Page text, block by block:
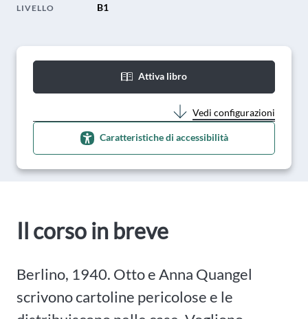
LIVELLO B1
Attiva libro
Vedi configurazioni
Caratteristiche di accessibilità
Il corso in breve
Berlino, 1940. Otto e Anna Quangel
scrivono cartoline pericolose e le